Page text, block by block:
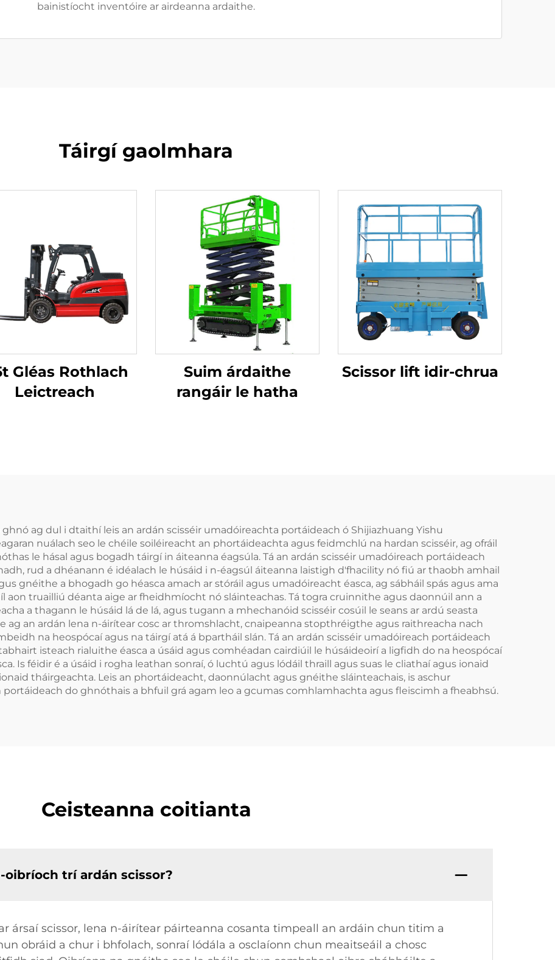
bainistíocht inventóire ar airdeanna ardaithe.
Táirgí gaolmhara
Gléas Rothlach
Leictreach
Suim árdaithe
rangáir le hatha
Scissor lift idir-chrua
ag dul i dtaithí leis an ardán scisséir umadóireachta portáideach ó Shijiazhuang Yishu
nuálach seo le chéile soiléireacht an phortáideachta agus feidmchlú na hardan scisséir, ag ofráil
le hásal agus bogadh táirgí in áiteanna éagsúla. Tá an ardán scisséir umadóireach portáideach
rud a dhéanann é idéalach le húsáid i n-éagsúl áiteanna laistigh d'fhacility nó fiú ar thaobh amhail
gnéithe a bhogadh go héasca amach ar stóráil agus umadóireacht éasca, ag sábháil spás agus ama
aon truailliú déanta aige ar fheidhmíocht nó sláinteachas. Tá togra cruinnithe agus daonnúil ann a
a thagann le húsáid lá de lá, agus tugann a mhechanóid scisséir cosúil le seans ar ardú seasta
ag an ardán lena n-áirítear cosc ar thromshlacht, cnaipeanna stopthréigthe agus raithreacha nach
na heospócaí agus na táirgí atá á bpartháil slán. Tá an ardán scisséir umadóireach portáideach
isteach rialuithe éasca a úsáid agus comhéadan cairdiúil le húsáideoirí a ligfidh do na heospócaí
Is féidir é a úsáid i rogha leathan sonraí, ó luchtú agus lódáil thraill agus suas le cliathaí agus ionaid
tháirgeachta. Leis an phortáideacht, daonnúlacht agus gnéithe sláinteachais, is aschur
portáideach do ghnóthais a bhfuil grá agam leo a gcumas comhlamhachta agus fleiscimh a fheabhsú.
Ceisteanna coitianta
oibríoch trí ardán scissor?
ársaí scissor, lena n-áirítear páirteanna cosanta timpeall an ardáin chun titim a
obráid a chur i bhfolach, sonraí lódála a osclaíonn chun meaitseáil a chosc